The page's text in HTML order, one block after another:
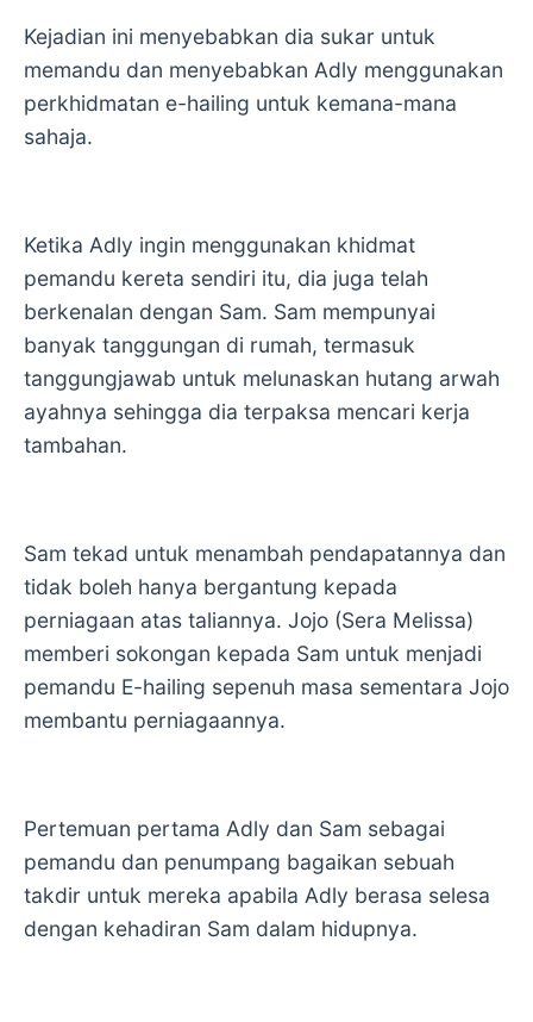
Kejadian ini menyebabkan dia sukar untuk
memandu dan menyebabkan Adly menggunakan
perkhidmatan e-hailing untuk kemana-mana
sahaja.
Ketika Adly ingin menggunakan khidmat
pemandu kereta sendiri itu, dia juga telah
berkenalan dengan Sam. Sam mempunyai
banyak tanggungan di rumah, termasuk
tanggungjawab untuk melunaskan hutang arwah
ayahnya sehingga dia terpaksa mencari kerja
tambahan.
Sam tekad untuk menambah pendapatannya dan
tidak boleh hanya bergantung kepada
perniagaan atas taliannya. Jojo (Sera Melissa)
memberi sokongan kepada Sam untuk menjadi
pemandu E-hailing sepenuh masa sementara Jojo
membantu perniagaannya.
Pertemuan pertama Adly dan Sam sebagai
pemandu dan penumpang bagaikan sebuah
takdir untuk mereka apabila Adly berasa selesa
dengan kehadiran Sam dalam hidupnya.